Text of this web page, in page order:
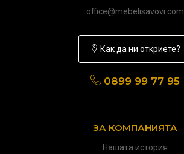
office@mebelisavovi.com
Как да ни откриете?
0899 99 77 95
ЗА КОМПАНИЯТА
Нашата история